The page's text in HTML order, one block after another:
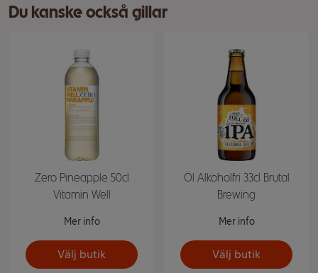
Du kanske också gillar
Zero Pineapple 50cl
Vitamin Well
Mer info
Välj butik
Öl Alkoholfri 33cl Brutal
Brewing
Mer info
Välj butik